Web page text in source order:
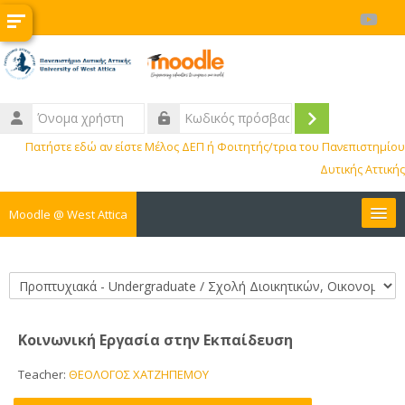
Μετάβαση στο κεντρικό περιεχόμενο
Όνομα
χρήστη
Κωδικός
πρόσβασης
Σύνδεση
Πατήστε εδώ αν είστε Μέλος ΔΕΠ ή Φοιτητής/τρια του Πανεπιστημίου
Δυτικής Αττικής
Moodle @ West Attica
ΚΕ.ΔΙ.ΜΑ.
Κατηγορίες μαθημάτων
Κοινωνική Εργασία στην Εκπαίδευση
Teacher: ΘΕΟΛΟΓΟΣ ΧΑΤΖΗΠΕΜΟΥ